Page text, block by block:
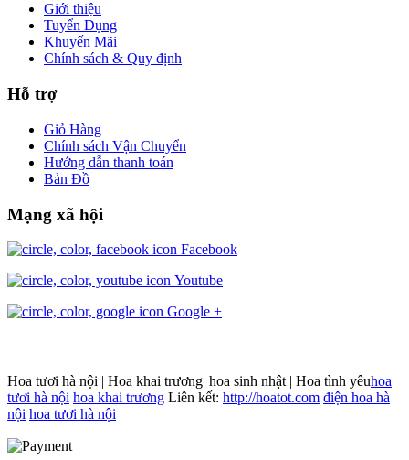
Giới thiệu
Tuyển Dụng
Khuyến Mãi
Chính sách & Quy định
Hỗ trợ
Giỏ Hàng
Chính sách Vận Chuyển
Hướng dẫn thanh toán
Bản Đồ
Mạng xã hội
Facebook
Youtube
Google +
Hoa tươi hà nội | Hoa khai trương| hoa sinh nhật | Hoa tình yêuhoa
tươi hà nội hoa khai trương Liên kết: http://hoatot.com điện hoa hà
nội hoa tươi hà nội